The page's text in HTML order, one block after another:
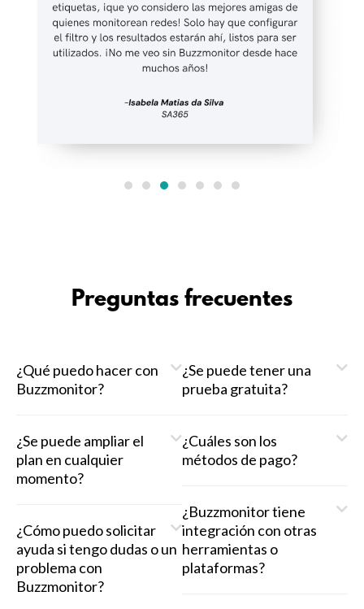
Preguntas frecuentes
¿Qué puedo hacer con
Buzzmonitor?
¿Se puede ampliar el
plan en cualquier
momento?
¿Cómo puedo solicitar
ayuda si tengo dudas o un
problema con
Buzzmonitor?
¿Se puede tener una
prueba gratuita?
¿Cuáles son los
métodos de pago?
¿Buzzmonitor tiene
integración con otras
herramientas o
plataformas?